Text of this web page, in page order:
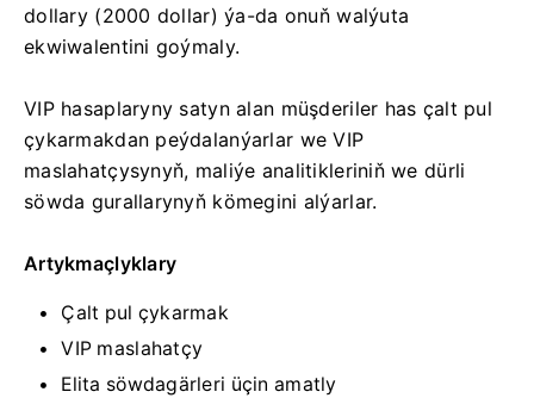
dollary (2000 dollar) ýa-da onuň walýuta
ekwiwalentini goýmaly.
VIP hasaplaryny satyn alan müşderiler has çalt pul
çykarmakdan peýdalanýarlar we VIP
maslahatçysynyň, maliýe analitikleriniň we dürli
söwda gurallarynyň kömegini alýarlar.
Artykmaçlyklary
Çalt pul çykarmak
VIP maslahatçy
Elita söwdagärleri üçin amatly